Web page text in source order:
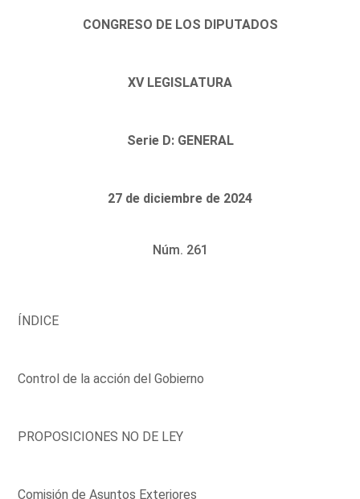
CONGRESO DE LOS DIPUTADOS
XV LEGISLATURA
Serie D: GENERAL
27 de diciembre de 2024
Núm. 261
ÍNDICE
Control de la acción del Gobierno
PROPOSICIONES NO DE LEY
Comisión de Asuntos Exteriores